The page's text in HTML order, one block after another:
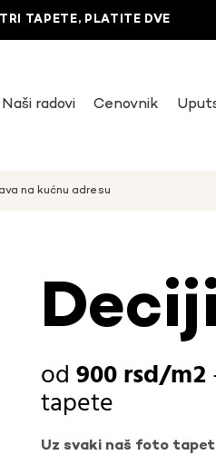
TAPETE, PLATITE DVE
Naši radovi Cenovnik
na kućnu adresu
900rsd
tapete
Uz svaki naš foto